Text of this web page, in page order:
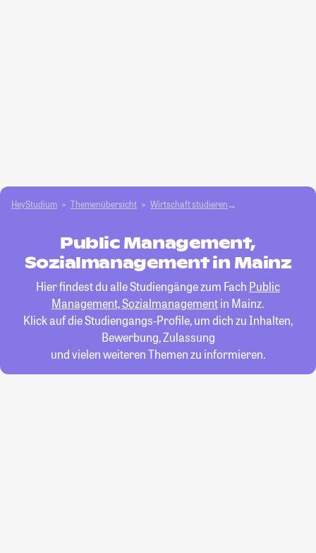
HeyStudium Themenübersicht Wirtschaft studieren
Public Management,
Sozialmanagement in Mainz
Hier findest du alle Studiengänge zum Fach Public
Management, Sozialmanagementin Mainz.
Klick auf die Studiengangs-Profile, um dich zu Inhalten,
Bewerbung, Zulassung
und vielen weiteren Themen zu informieren.